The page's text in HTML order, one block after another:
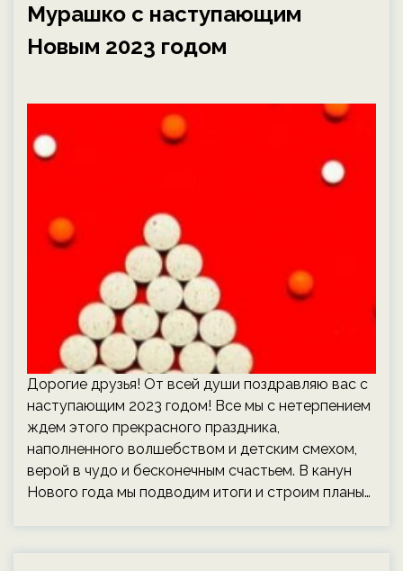
Мурашко с наступающим
Новым 2023 годом
Дорогие друзья! От всей души поздравляю вас с
наступающим 2023 годом! Все мы с нетерпением
ждем этого прекрасного праздника,
наполненного волшебством и детским смехом,
верой в чудо и бесконечным счастьем. В канун
Нового года мы подводим итоги и строим планы…